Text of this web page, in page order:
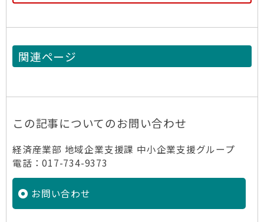
関連ページ
この記事についてのお問い合わせ
経済産業部 地域企業支援課 中小企業支援グループ
電話：017-734-9373
お問い合わせ